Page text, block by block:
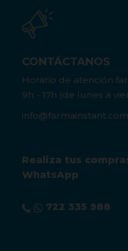
CONTÁCTANOS
Horario de atención
9h - 17h (de lunes a
info@farmainstant.com
Realiza tus
WhatsApp
722 335 988